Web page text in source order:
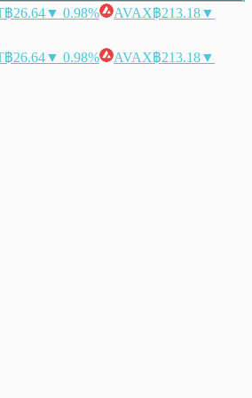
฿26.64▼ 0.98% AVAX฿213.18▼
฿26.64▼ 0.98% AVAX฿213.18▼